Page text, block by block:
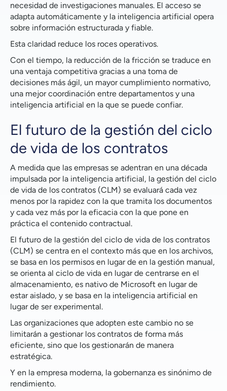
necesidad de investigaciones manuales. El acceso se
adapta automáticamente y la inteligencia artificial opera
sobre información estructurada y fiable.
Esta claridad reduce los roces operativos.
Con el tiempo, la reducción de la fricción se traduce en
una ventaja competitiva gracias a una toma de
decisiones más ágil, un mayor cumplimiento normativo,
una mejor coordinación entre departamentos y una
inteligencia artificial en la que se puede confiar.
El futuro de la gestión del ciclo
de vida de los contratos
A medida que las empresas se adentran en una década
impulsada por la inteligencia artificial, la gestión del ciclo
de vida de los contratos (CLM) se evaluará cada vez
menos por la rapidez con la que tramita los documentos
y cada vez más por la eficacia con la que pone en
práctica el contenido contractual.
El futuro de la gestión del ciclo de vida de los contratos
(CLM) se centra en el contexto más que en los archivos,
se basa en los permisos en lugar de en la gestión manual,
se orienta al ciclo de vida en lugar de centrarse en el
almacenamiento, es nativo de Microsoft en lugar de
estar aislado, y se basa en la inteligencia artificial en
lugar de ser experimental.
Las organizaciones que adopten este cambio no se
limitarán a gestionar los contratos de forma más
eficiente, sino que los gestionarán de manera
estratégica.
Y en la empresa moderna, la gobernanza es sinónimo de
rendimiento.